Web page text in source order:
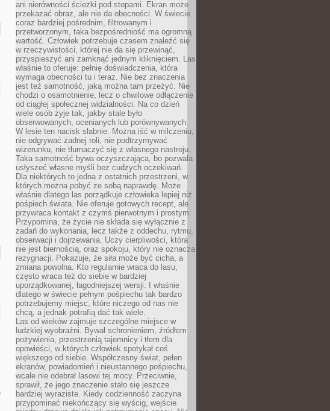
ani nierówności ścieżki pod stopami. Ekran może
przekazać obraz, ale nie da obecności. W świecie
coraz bardziej pośrednim, filtrowanym i
przetworzonym, taka bezpośredniość ma ogromną
wartość. Człowiek potrzebuje czasem znaleźć się
w rzeczywistości, której nie da się przewinąć,
przyspieszyć ani zamknąć jednym kliknięciem. Las
właśnie to oferuje: pełnię doświadczenia, która
wymaga obecności tu i teraz. Nie bez znaczenia
jest też samotność, jaką można tam przeżyć. Nie
chodzi o osamotnienie, lecz o chwilowe odłączenie
od ciągłej społecznej widzialności. Na co dzień
wiele osób żyje tak, jakby stale było
obserwowanych, ocenianych lub porównywanych.
W lesie ten nacisk słabnie. Można iść w milczeniu,
nie odgrywać żadnej roli, nie podtrzymywać
wizerunku, nie tłumaczyć się z własnego nastroju.
Taka samotność bywa oczyszczająca, bo pozwala
usłyszeć własne myśli bez cudzych oczekiwań.
Dla niektórych to jedna z ostatnich przestrzeni, w
których można pobyć ze sobą naprawdę. Może
właśnie dlatego las porządkuje człowieka lepiej niż
pośpiech świata. Nie oferuje gotowych recept, ale
przywraca kontakt z czymś pierwotnym i prostym.
Przypomina, że życie nie składa się wyłącznie z
zadań do wykonania, lecz także z oddechu, rytmu,
obserwacji i dojrzewania. Uczy cierpliwości, która
nie jest biernością, oraz spokoju, który nie oznacza
rezygnacji. Pokazuje, że siła może być cicha, a
zmiana powolna. Kto regularnie wraca do lasu,
często wraca też do siebie w bardziej
uporządkowanej, łagodniejszej wersji. I właśnie
dlatego w świecie pełnym pośpiechu tak bardzo
potrzebujemy miejsc, które niczego od nas nie
chcą, a jednak potrafią dać tak wiele.
Las od wieków zajmuje szczególne miejsce w
ludzkiej wyobraźni. Bywał schronieniem, źródłem
pożywienia, przestrzenią tajemnicy i tłem dla
opowieści, w których człowiek spotykał coś
większego od siebie. Współczesny świat, pełen
ekranów, powiadomień i nieustannego pośpiechu,
wcale nie odebrał lasowi tej mocy. Przeciwnie,
sprawił, że jego znaczenie stało się jeszcze
bardziej wyraziste. Kiedy codzienność zaczyna
przypominać niekończący się wyścig, wejście